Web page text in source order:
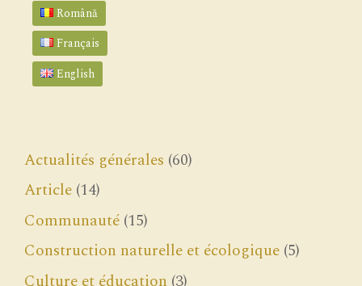
Română
Français
English
Actualités générales (60)
Article (14)
Communauté (15)
Construction naturelle et écologique (5)
Culture et éducation (3)